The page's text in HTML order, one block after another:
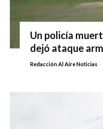
Un policía
dejó ataque
Redacción Al Aire Noticias -